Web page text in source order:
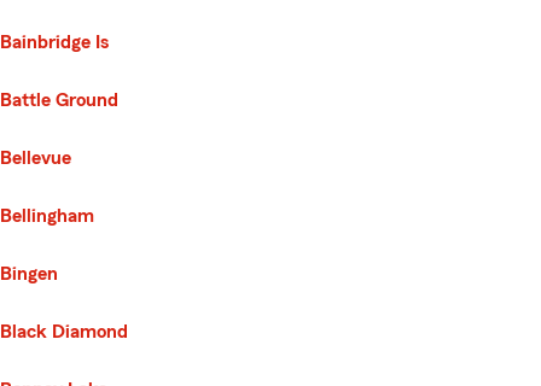
Bainbridge Is
Battle Ground
Bellevue
Bellingham
Bingen
Black Diamond